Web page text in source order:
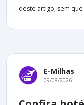
deste artigo, sem
E-Milhas
09/08/2026